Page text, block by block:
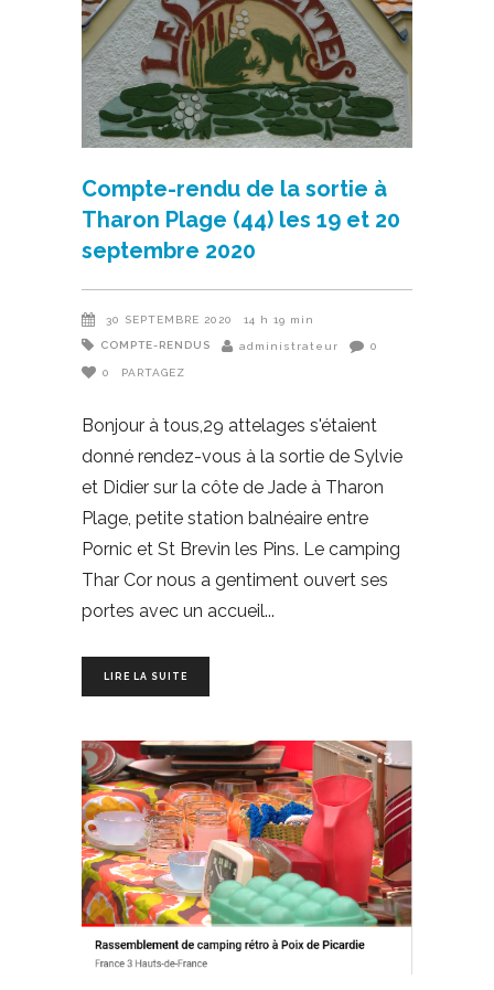
Compte-rendu de la sortie à
Tharon Plage (44) les 19 et 20
septembre 2020
30 SEPTEMBRE 2020 14 h 19 min
COMPTE-RENDUS administrateur 0
0 PARTAGEZ
Bonjour à tous,29 attelages s'étaient
donné rendez-vous à la sortie de Sylvie
et Didier sur la côte de Jade à Tharon
Plage, petite station balnéaire entre
Pornic et St Brevin les Pins. Le camping
Thar Cor nous a gentiment ouvert ses
portes avec un accueil
LIRE LA SUITE